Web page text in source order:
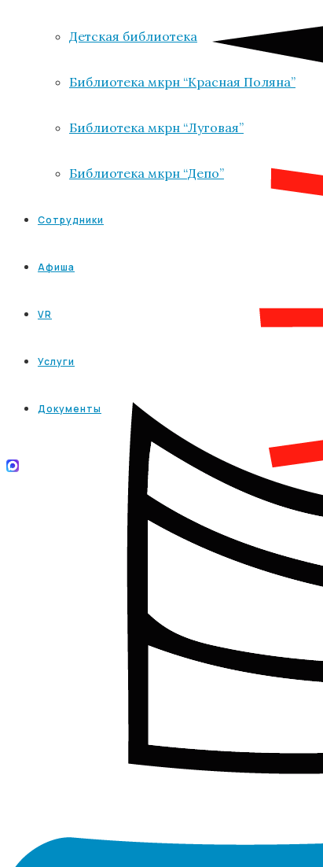
Детская библиотека
Библиотека мкрн “Красная Поляна”
Библиотека мкрн “Луговая”
Библиотека мкрн “Депо”
Сотрудники
Афиша
VR
Услуги
Документы